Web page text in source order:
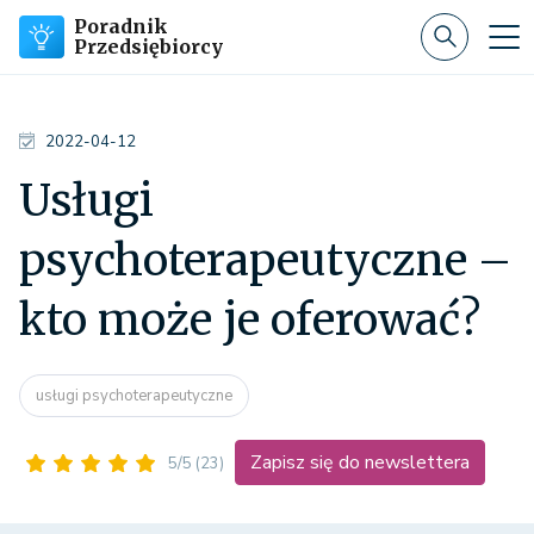
Poradnik
Przedsiębiorcy
2022-04-12
Usługi
psychoterapeutyczne –
kto może je oferować?
usługi psychoterapeutyczne
5/5 (23) Zapisz się do newslettera